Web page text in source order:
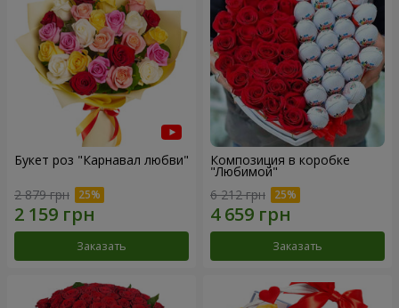
Букет роз "Карнавал любви"
2 879 грн
Заказать
Композиция в коробке
"Любимой"
6 212 грн
Заказать